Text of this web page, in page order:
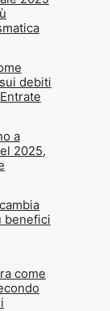
debiti
a
2025,
benefici
come